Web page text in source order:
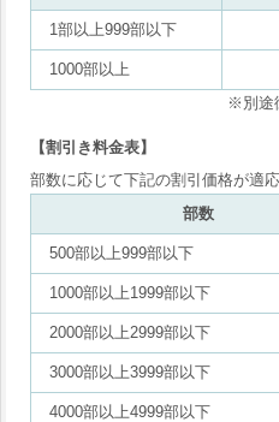
1部以上999部以下
1000部以上
※別途
【割引き料金表】
部数に応じて下記の割引価格が適応
部数
500部以上999部以下
1000部以上1999部以下
2000部以上2999部以下
3000部以上3999部以下
4000部以上4999部以下